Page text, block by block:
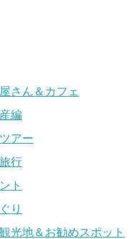
さん＆カフェ
編
アー
行
ト
り
光地＆お勧めスポット